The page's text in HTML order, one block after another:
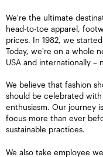
We're the ultimate
head-to-toe apparel,
prices. In 1982, we
Today, we're on a whole
USA and internationally
We believe that fashion
should be celebrated
enthusiasm. Our journey
focus more than ever
sustainable practices.
We also take employee